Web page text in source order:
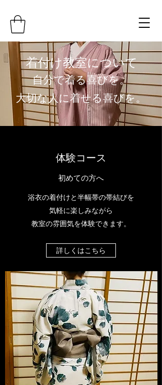
​​着付け教室について
自分で着る喜びを。
​大切な人に着せる喜びを。
​体験コース
初めての方へ
浴衣の着付けと半幅帯の帯結びを
気軽に楽しみながら
教室の雰囲気を体験できます。
詳しくはこちら